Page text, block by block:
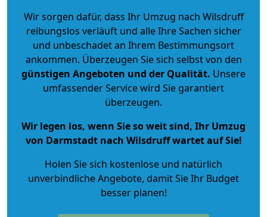
Wir sorgen dafür, dass Ihr Umzug nach Wilsdruff
reibungslos verläuft und alle Ihre Sachen sicher
und unbeschadet an Ihrem Bestimmungsort
ankommen. Überzeugen Sie sich selbst von den
günstigen Angeboten und der Qualität. Unsere
umfassender Service wird Sie garantiert
überzeugen.
Wir legen los, wenn Sie so weit sind, Ihr Umzug
von Darmstadt nach Wilsdruff wartet auf Sie!
Holen Sie sich kostenlose und natürlich
unverbindliche Angebote, damit Sie Ihr Budget
besser planen!